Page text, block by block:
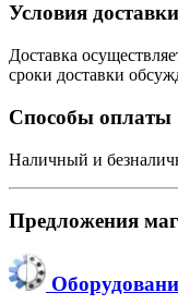
Условия доставки
Доставка
сроки доставки
Способы оплаты
Наличный и
Предложения